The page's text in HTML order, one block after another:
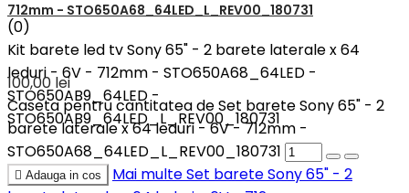
712mm - STO650A68_64LED_L_REV00_180731
(0)
Kit barete led tv Sony 65" - 2 barete laterale x 64
leduri - 6V - 712mm - STO650A68_64LED -
STO650AB9_64LED -
STO650AB9_64LED_L_REV00_180731
100,00 lei
Caseta pentru cantitatea de Set barete Sony 65" - 2
barete laterale x 64 leduri - 6V - 712mm -
STO650A68_64LED_L_REV00_180731
 Adauga in cos Mai multeSet barete Sony 65" - 2